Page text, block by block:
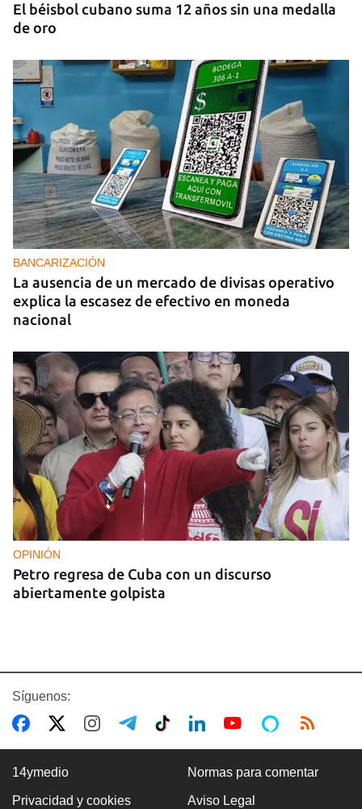
El béisbol cubano suma 12 años sin una medalla
de oro
BANCARIZACIÓN
La ausencia de un mercado de divisas operativo
explica la escasez de efectivo en moneda
nacional
OPINIÓN
Petro regresa de Cuba con un discurso
abiertamente golpista
Síguenos:
14ymedio Normas para comentar
Privacidad y cookies Aviso Legal